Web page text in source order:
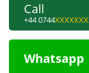
Call
+44 0744
Whatsapp